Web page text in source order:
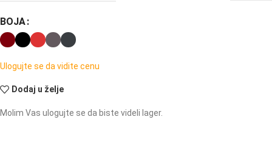
BOJA
Ulogujte se da vidite cenu
Dodaj u želje
Molim Vas ulogujte se da biste videli lager.